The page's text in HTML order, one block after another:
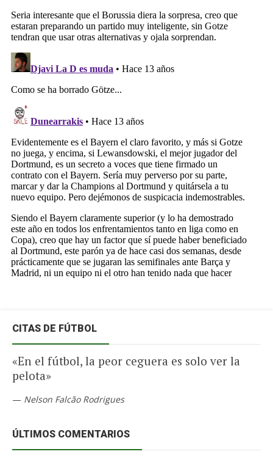
CITAS DE FÚTBOL
«En el fútbol, ​​la peor ceguera es solo ver la
pelota»
— Nelson Falcão Rodrigues
ÚLTIMOS COMENTARIOS